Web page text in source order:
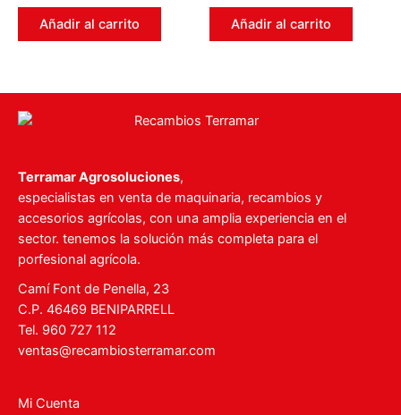
0
Añadir al carrito
0
Añadir al carrito
Terramar Agrosoluciones,
especialistas en venta de maquinaria, recambios y
accesorios agrícolas, con una amplia experiencia en el
sector. tenemos la solución más completa para el
porfesional agrícola.
Camí Font de Penella, 23
C.P. 46469 BENIPARRELL
Tel. 960 727 112
ventas@recambiosterramar.com
Mi Cuenta